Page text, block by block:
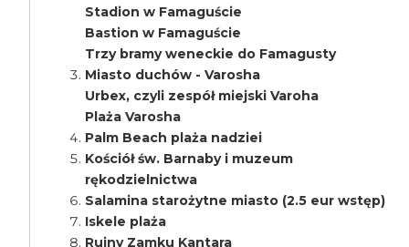
Stadion w Famaguście
Bastion w Famaguście
Trzy bramy weneckie do Famagusty
Miasto duchów - Varosha
Urbex, czyli zespół miejski Varoha
Plaża Varosha
Palm Beach plaża nadziei
Kościół św. Barnaby i muzeum
rękodzielnictwa
Salamina starożytne miasto (2.5 eur wstęp)
Iskele plaża
Ruiny Zamku Kantara